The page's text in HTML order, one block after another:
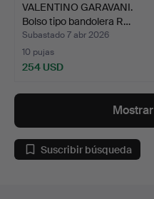
VALENTINO GARAVANI.
Bolso tipo bandolera R…
Subastado 7 abr 2026
10 pujas
254 USD
Suscribir búsqueda